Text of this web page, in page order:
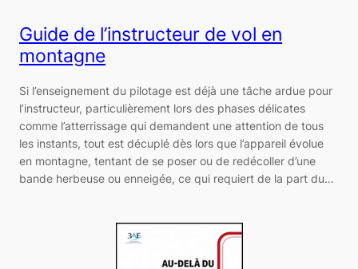
Guide de l’instructeur de vol en
montagne
Si l’enseignement du pilotage est déjà une tâche ardue pour
l’instructeur, particulièrement lors des phases délicates
comme l’atterrissage qui demandent une attention de tous
les instants, tout est décuplé dès lors que l’appareil évolue
en montagne, tentant de se poser ou de redécoller d’une
bande herbeuse ou enneigée, ce qui requiert de la part du…